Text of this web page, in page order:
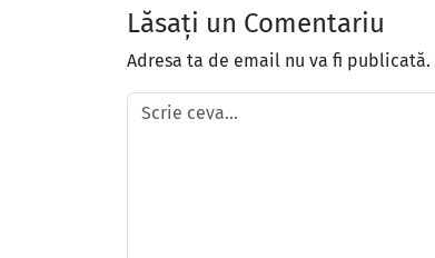
Lăsați un Comentariu
Adresa ta de email nu va fi publicată.